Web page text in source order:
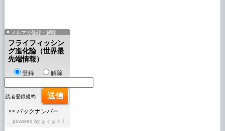
メルマガ登録・解除
フライフィッシン
グ進化論（世界最
先端情報）
登録 解除
読者登録規約
>> バックナンバー
powered by まぐまぐ！